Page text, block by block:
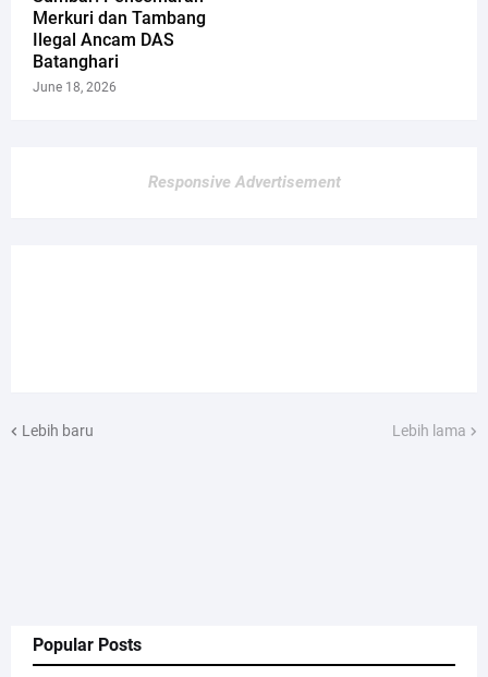
Popular Posts
Merkuri dan Tambang
Ilegal Ancam DAS
Batanghari
June 18, 2026
Responsive Advertisement
Lebih baru Lebih lama